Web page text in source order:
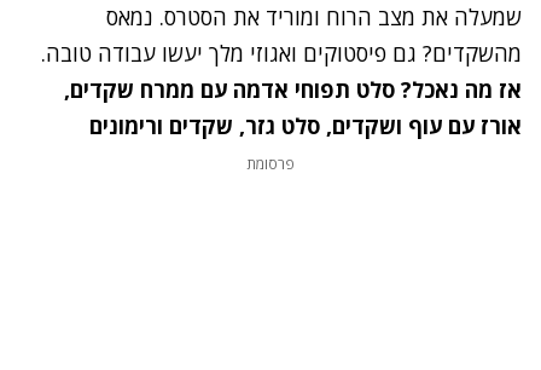
שמעלה את מצב הרוח ומוריד את הסטרס. נמאס
מהשקדים? גם פיסטוקים ואגוזי מלך יעשו עבודה טובה.
אז מה נאכל? סלט תפוחי אדמה עם ממרח שקדים,
אורז עם עוף ושקדים, סלט גזר, שקדים ורימונים
פרסומת